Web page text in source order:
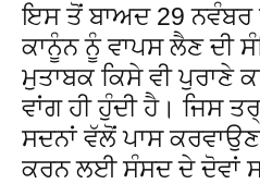
ਇਸ ਤੋਂ ਬਾਅਦ 29
ਕਾਨੂੰਨ ਨੂੰ ਵਾਪਸ ਲੈਣ ਦੀ
ਮੁਤਾਬਕ ਕਿਸੇ ਵੀ ਪੁਰਾਣੇ
ਵਾਂਗ ਹੀ ਹੁੰਦੀ ਹੈ। ਜਿਸ
ਸਦਨਾਂ ਵੱਲੋਂ ਪਾਸ
ਕਰਨ ਲਈ ਸੰਸਦ ਦੇ ਦੋਵਾਂ